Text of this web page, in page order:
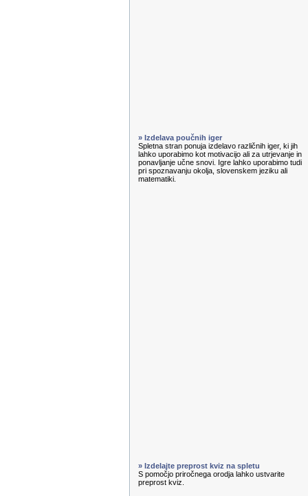
» Izdelava poučnih iger
Spletna stran ponuja izdelavo različnih iger, ki jih
lahko uporabimo kot motivacijo ali za utrjevanje in
ponavljanje učne snovi. Igre lahko uporabimo tudi
pri spoznavanju okolja, slovenskem jeziku ali
matematiki.
» Izdelajte preprost kviz na spletu
S pomočjo priročnega orodja lahko ustvarite
preprost kviz.